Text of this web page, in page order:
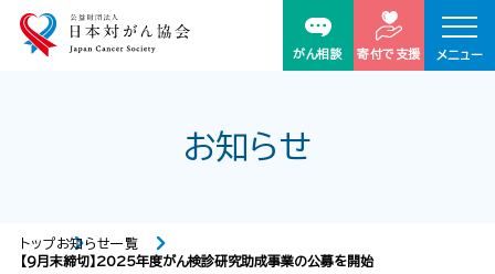
がん相談 寄付で支援 メニュー
お知らせ
トップお知らせ一覧
【9月末締切】2025年度がん検診研究助成事業の公募を開始